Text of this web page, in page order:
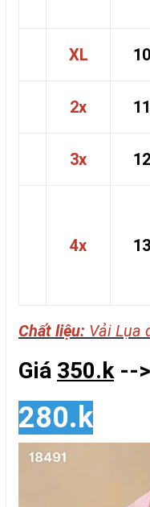
XL
2x
3x
4x
Chất liệu: Vải Lụa
Giá 350.k--
280.k